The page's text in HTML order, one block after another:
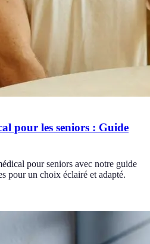
pour les seniors : Guide
pour seniors avec notre guide
pour un choix éclairé et adapté.